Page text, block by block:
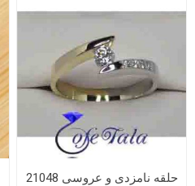
حلقه نامزدی و عروسی 21048